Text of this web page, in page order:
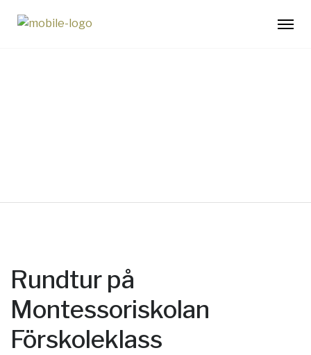
Rundtur på
Montessoriskolan
Förskoleklass